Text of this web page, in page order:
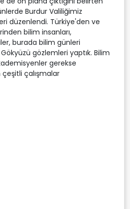
Burdur Valiliğimiz
düzenlendi. Türkiye'den ve
bilim insanları,
burada bilim günleri
gözlemleri yaptık. Bilim
gerekse
çalışmalar